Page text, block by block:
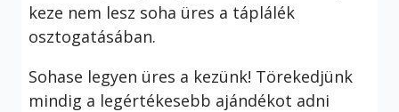
keze nem lesz soha üres a táplálék
osztogatásában.
Sohase legyen üres a kezünk! Törekedjünk
mindig a legértékesebb ajándékot adni